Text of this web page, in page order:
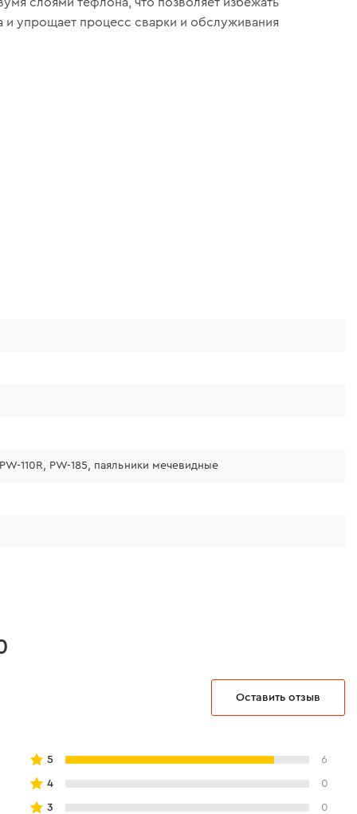
и упрощает процесс сварки и обслуживания
110R, PW-185, паяльники мечевидные
Оставить отзыв
5 6
4 0
3 0